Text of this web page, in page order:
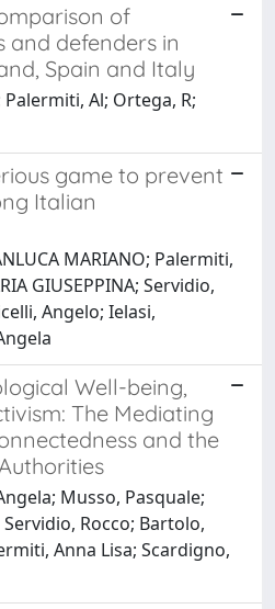
of
and defenders in
Spain and Italy
Al; Ortega, R;
game to prevent
Italian
MARIANO; Palermiti,
GIUSEPPINA; Servidio,
Angelo; Ielasi,
Well-being,
The Mediating
and the
Musso, Pasquale;
Rocco; Bartolo,
Anna Lisa; Scardigno,